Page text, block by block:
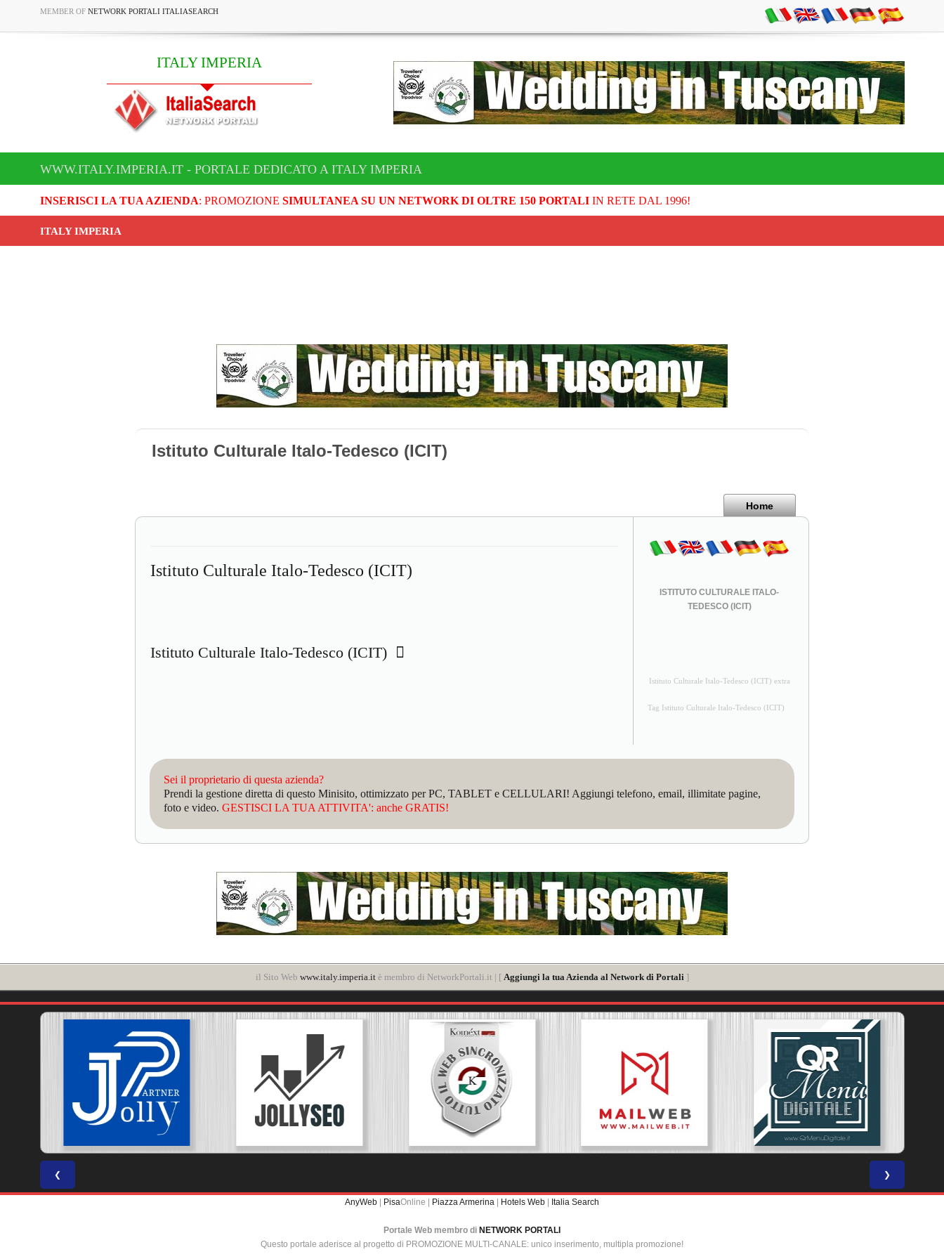
MEMBER OF NETWORK PORTALI ITALIASEARCH
ITALY IMPERIA
WWW.ITALY.IMPERIA.IT - PORTALE DEDICATO A ITALY IMPERIA
INSERISCI LA TUA AZIENDA: PROMOZIONE SIMULTANEA SU UN NETWORK DI OLTRE 150 PORTALIIN RETE DAL 1996!
ITALY IMPERIA
Istituto Culturale Italo-Tedesco (ICIT)
Home
Istituto Culturale Italo-Tedesco (ICIT)
Istituto Culturale Italo-Tedesco (ICIT)
ISTITUTO CULTURALE ITALO-
TEDESCO (ICIT)
Istituto Culturale Italo-Tedesco (ICIT) extra
Tag Istituto Culturale Italo-Tedesco (ICIT)
Sei il proprietario di questa azienda?
Prendi la gestione diretta di questo Minisito, ottimizzato per PC, TABLET e CELLULARI! Aggiungi telefono, email, illimitate pagine,
foto e video. GESTISCI LA TUA ATTIVITA': anche GRATIS!
il Sito Web www.italy.imperia.itè membro di NetworkPortali.it | [ Aggiungi la tua Azienda al Network di Portali ]
❮ ❯
AnyWeb | PisaOnline | Piazza Armerina | Hotels Web | Italia Search
Portale Web membro di NETWORK PORTALI
Questo portale aderisce al progetto di PROMOZIONE MULTI-CANALE: unico inserimento, multipla promozione!